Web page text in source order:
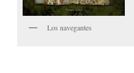
Los navegantes